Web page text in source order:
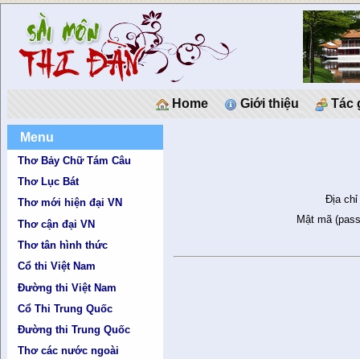
Home Giới thiệu Tác
Menu
Thơ Bảy Chữ Tám Câu
Thơ Lục Bát
Thơ mới hiện đại VN
Thơ cận đại VN
Thơ tân hình thức
Cổ thi Việt Nam
Đường thi Việt Nam
Cổ Thi Trung Quốc
Đường thi Trung Quốc
Thơ các nước ngoài
Địa chỉ
Mật mã